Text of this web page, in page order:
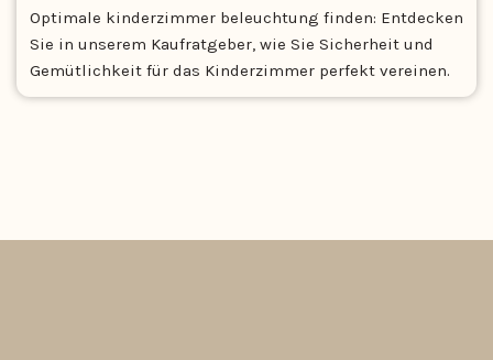
Optimale kinderzimmer beleuchtung finden: Entdecken
Sie in unserem Kaufratgeber, wie Sie Sicherheit und
Gemütlichkeit für das Kinderzimmer perfekt vereinen.